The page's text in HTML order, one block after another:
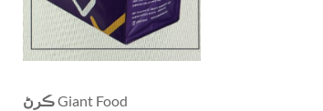
ڪرڻGiant Food